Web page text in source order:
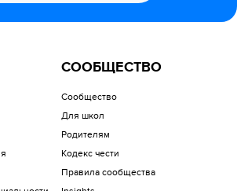
СООБЩЕСТВО
Сообщество
Для школ
Родителям
Кодекс чести
Правила сообщества